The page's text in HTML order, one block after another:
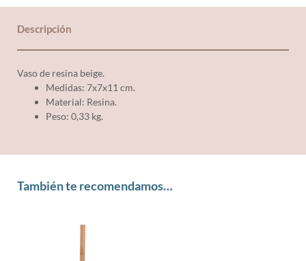
Descripción
Vaso de resina beige.
Medidas: 7x7x11 cm.
Material: Resina.
Peso: 0,33 kg.
También te recomendamos…